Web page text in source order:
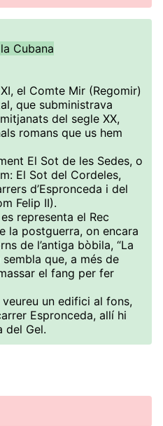
Cubana
el Comte Mir (Regomir)
que subministrava
del segle XX,
romans que us hem
El Sot de les Sedes, o
El Sot del Cordeles,
d’Espronceda i del
Felip II).
representa el Rec
la postguerra, on encara
de l’antiga bòbila, “La
sembla que, a més de
el fang per fer
un edifici al fons,
Espronceda, allí hi
del Gel.